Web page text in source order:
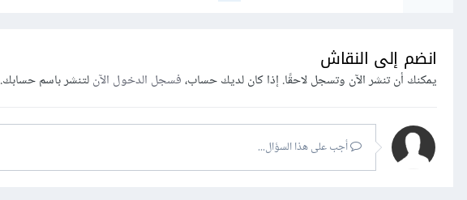
انضم إلى النقاش
يمكنك أن تنشر الآن وتسجل لاحقًا. إذا كان لديك حساب،فسجل الدخول الآنلتنشر باسم حسابك.
أجب على هذا السؤال...